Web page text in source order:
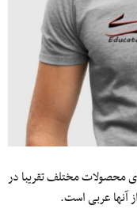
محصولات مختلف تقریبا در
آنها عربی است.